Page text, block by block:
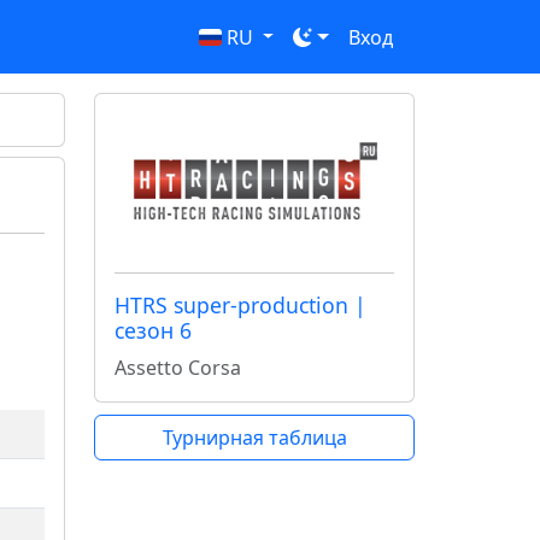
RU Вход
HTRS super-production |
сезон 6
Assetto Corsa
Турнирная таблица